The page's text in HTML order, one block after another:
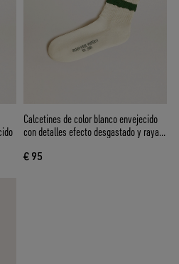
Calcetines de color blanco envejecido
con detalles efecto desgastado y rayas
€ 95